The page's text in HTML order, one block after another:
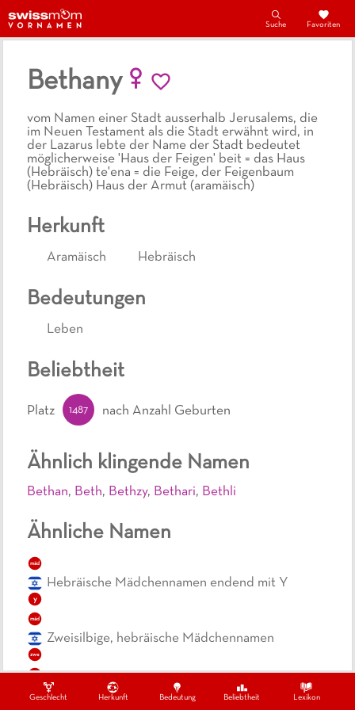
Geschlecht Herkunft Bedeutung Beliebtheit Lexikon
Suche Favoriten
Bethany
vom Namen einer Stadt ausserhalb Jerusalems, die
im Neuen Testament als die Stadt erwähnt wird, in
der Lazarus lebte der Name der Stadt bedeutet
möglicherweise 'Haus der Feigen' beit = das Haus
(Hebräisch) te'ena = die Feige, der Feigenbaum
(Hebräisch) Haus der Armut (aramäisch)
Herkunft
Aramäisch Hebräisch
Bedeutungen
Leben
Ähnlich klingende Namen
Bethan, Beth, Bethzy, Bethari, Bethli
Ähnliche Namen
mäd
y
Hebräische Mädchennamen endend mit Y
mäd
zwe
Zweisilbige, hebräische Mädchennamen
mäd
Kurze, hebräische Mädchennamen
Beliebtheit
Platz 1487 nach Anzahl Geburten